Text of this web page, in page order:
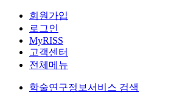
회원가입
로그인
MyRISS
고객센터
전체메뉴
학술연구정보서비스 검색